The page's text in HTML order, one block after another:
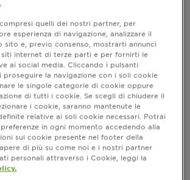
e armonioso, la risposta potrebbe
dei prodotti adatti, capaci di
naturale e – quando
un vero effetto schiarente.
quali sono le opzioni disponibili,
una routine equilibrata e quali
per mantenere la chioma
e leggera.
tra riflessi e desiderio
quelli dei nostri partner, per
esperienza di navigazione, analizzare il
sito e, previo consenso, mostrarti annunci
siti internet di terze parti e per fornirti le
ai social media. Cliccando i pulsanti
la navigazione con i soli cookie
le singole categorie di cookie oppure
di tutti i cookie. Se scegli di chiudere il
i cookie, saranno mantenute le
relative ai soli cookie necessari. Potrai
in ogni momento accedendo alla
sui cookie presente nel footer della
di più su come noi e i nostri partner
personali attraverso i Cookie, leggi la